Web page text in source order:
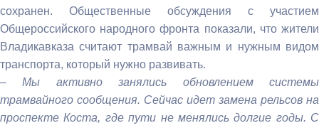
сохранен. Общественные обсуждения с участием
Общероссийского народного фронта показали, что жители
Владикавказа считают трамвай важным и нужным видом
транспорта, который нужно развивать.
–Мы активно занялись обновлением системы
трамвайного сообщения. Сейчас идет замена рельсов на
проспекте Коста, где пути не менялись долгие годы. С